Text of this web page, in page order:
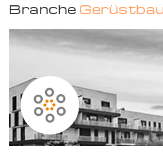
Branche